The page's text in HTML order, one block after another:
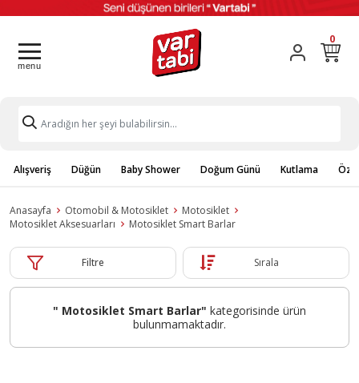
0
Alışveriş Düğün Baby Shower Doğum Günü Kutlama
Anasayfa Otomobil & Motosiklet
Motosiklet
Motosiklet Aksesuarları
Motosiklet Smart Barlar
Filtre Sırala
" Motosiklet Smart Barlar" kategorisinde ürün
bulunmamaktadır.